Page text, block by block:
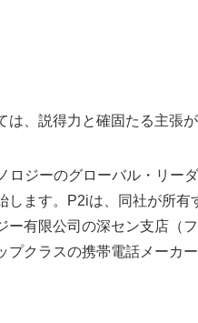
、説得力と確固たる主張
ロジーのグローバル・リー
ます。P2iは、同社が所有
有限公司の深セン支店（
クラスの携帯電話メーカ